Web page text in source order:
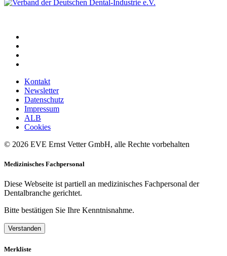
Kontakt
Newsletter
Datenschutz
Impressum
ALB
Cookies
© 2026 EVE Ernst Vetter GmbH, alle Rechte vorbehalten
Medizinisches Fachpersonal
Diese Webseite ist partiell an medizinisches Fachpersonal der
Dentalbranche gerichtet.
Bitte bestätigen Sie Ihre Kenntnisnahme.
Verstanden
Merkliste